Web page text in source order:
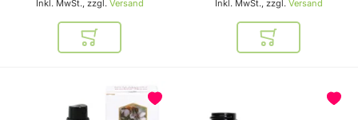
Inkl. MwSt., zzgl. Versand
In den Warenkorb
Inkl. MwSt., zzgl. Versand
In den